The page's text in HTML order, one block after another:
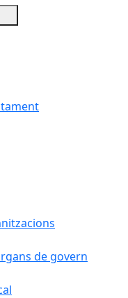
de govern